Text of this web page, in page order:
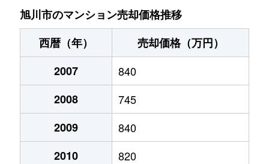
緑町
950万円 旭川
宮下通
旭川 徒歩3分
宮下通
200万円
宮下通
170万円
宮前２条
2,500万円
宮前２条
2,800万円
旭川市のマンション売却価格推移
西暦（年）
売却価格（万円）
2007
840
2008
745
2009
840
2010
820